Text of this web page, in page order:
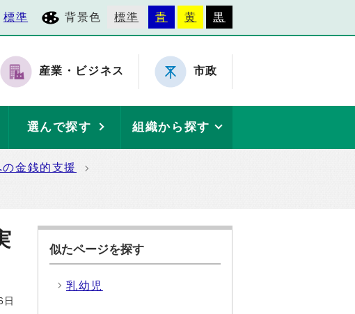
標準 背景色 標準 青 黄 黒
産業・ビジネス 市政
選んで探す 組織から探す
金銭的支援
似たページを探す
乳幼児